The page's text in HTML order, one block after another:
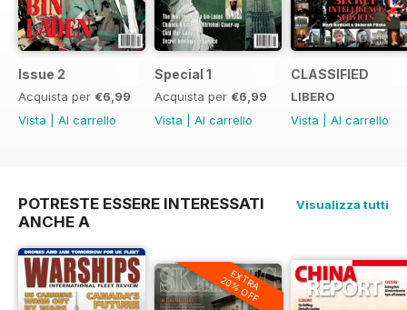
Issue 2
Acquista per €6,99
Vista
Al carrello
Special 1
Acquista per €6,99
Vista
Al carrello
CLASSIFIED
LIBERO
Vista
Al carrello
POTRESTE ESSERE INTERESSATI
ANCHE A
Visualizza tutti
EXTRA
20% OFF